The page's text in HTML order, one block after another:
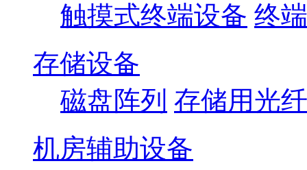
触摸式终端设备 终
存储设备
磁盘阵列 存储用光
机房辅助设备